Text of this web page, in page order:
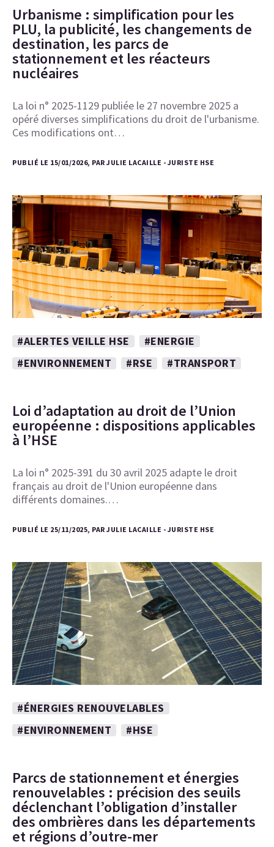
Urbanisme : simplification pour les
PLU, la publicité, les changements de
destination, les parcs de
stationnement et les réacteurs
nucléaires
La loi n° 2025-1129 publiée le 27 novembre 2025 a
opéré diverses simplifications du droit de l'urbanisme.
Ces modifications ont…
PUBLIÉ LE 15/01/2026, PAR JULIE LACAILLE - JURISTE HSE
#ALERTES VEILLE HSE
#ENERGIE
#ENVIRONNEMENT
#RSE #TRANSPORT
Loi d’adaptation au droit de l’Union
européenne : dispositions applicables
à l’HSE
La loi n° 2025-391 du 30 avril 2025 adapte le droit
français au droit de l'Union européenne dans
différents domaines.…
PUBLIÉ LE 25/11/2025, PAR JULIE LACAILLE - JURISTE HSE
#ÉNERGIES RENOUVELABLES
#ENVIRONNEMENT
#HSE
Parcs de stationnement et énergies
renouvelables : précision des seuils
déclenchant l’obligation d’installer
des ombrières dans les départements
et régions d’outre-mer